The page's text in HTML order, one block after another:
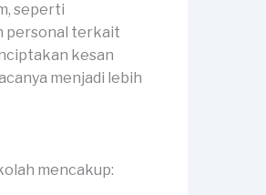
seperti
personal terkait
kesan
menjadi lebih
mencakup: